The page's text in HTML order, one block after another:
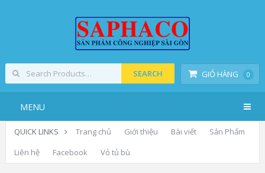
GIỎ HÀNG 0
SEARCH
MENU
QUICK LINKS Trang chủ Giới thiệu Bài viết
Sản Phẩm
Liên hệ
Facebook Vỏ tủ bù